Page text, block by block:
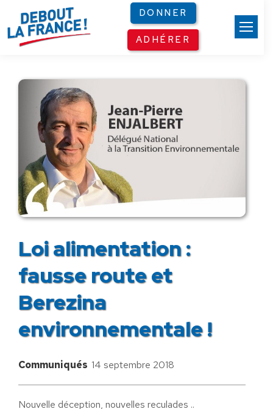
DONNER
ADHÉRER
Loi alimentation :
fausse route et
Berezina
environnementale !
Communiqués 14 septembre 2018
Nouvelle déception, nouvelles reculades ..
Panneau de gestion des cookies